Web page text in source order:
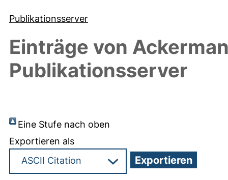
Publikationsserver
Einträge von
Publikationsserver
Eine Stufe nach oben
Exportieren als